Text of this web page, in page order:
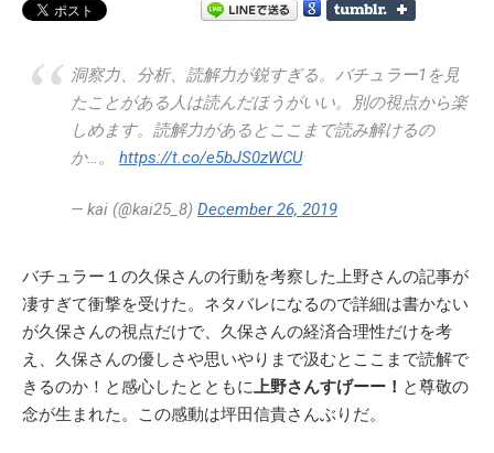
洞察力、分析、読解力が鋭すぎる。バチュラー1を見
たことがある人は読んだほうがいい。別の視点から楽
しめます。読解力があるとここまで読み解けるの
か…。 https://t.co/e5bJS0zWCU
— kai (@kai25_8) December 26, 2019
バチュラー１の久保さんの行動を考察した上野さんの記事が
凄すぎて衝撃を受けた。ネタバレになるので詳細は書かない
が久保さんの視点だけで、久保さんの経済合理性だけを考
え、久保さんの優しさや思いやりまで汲むとここまで読解で
きるのか！と感心したとともに上野さんすげーー！ と尊敬の
念が生まれた。この感動は坪田信貴さんぶりだ。